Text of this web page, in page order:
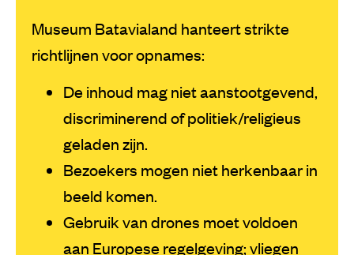
Museum Batavialand hanteert strikte
richtlijnen voor opnames:
De inhoud mag niet aanstootgevend,
discriminerend of politiek/religieus
geladen zijn.
Bezoekers mogen niet herkenbaar in
beeld komen.
Gebruik van drones moet voldoen
aan Europese regelgeving; vliegen